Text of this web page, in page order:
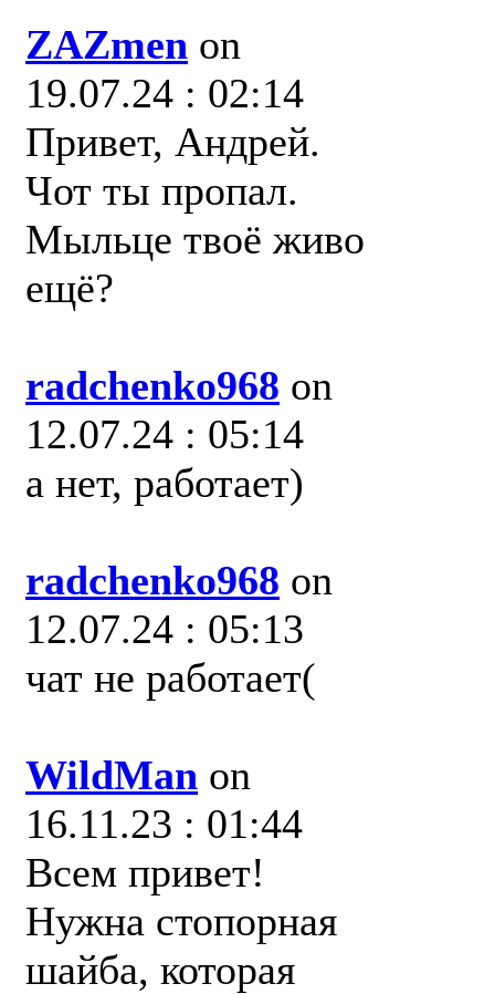
ZAZmen on
19.07.24 : 02:14
Привет, Андрей.
Чот ты пропал.
Мыльце твоё живо
ещё?
radchenko968 on
12.07.24 : 05:14
а нет, работает)
radchenko968 on
12.07.24 : 05:13
чат не работает(
WildMan on
16.11.23 : 01:44
Всем привет!
Нужна стопорная
шайба, которая